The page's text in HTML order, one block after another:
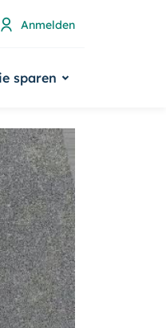
Anmelden
sparen